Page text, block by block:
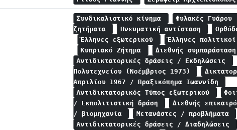
Συνδικαλιστικό κίνημα Φυλακές Γυάρου
ζητήματα
Πνευματική αντίσταση
Έλληνες εξωτερικού
Έλληνες
Κυπριακό Ζήτημα
Διεθνής συμπαράσταση
Αντιδικτατορικές δράσεις / Εκδηλώσεις
Πολυτεχνείου (Νοέμβριος 1973)
Απριλίου 1967 / Πραξικόπημα Ιωαννίδη
Αντιδικτατορικός Τύπος εξωτερικού
/ Εκπολιτιστική δράση
Διεθνής
/ βιομηχανία
Μετανάστες / προβλήματα
Αντιδικτατορικές δράσεις / Διαδηλώσεις